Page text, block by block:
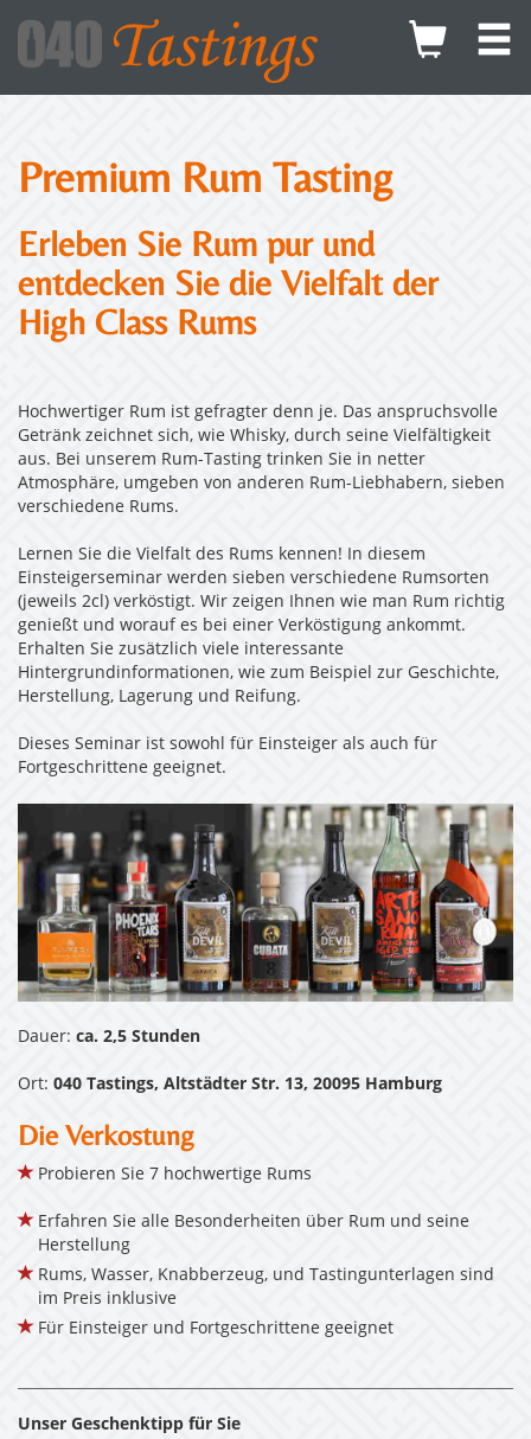
Premium Rum Tasting
Erleben Sie Rum pur und
entdecken Sie die Vielfalt der
High Class Rums
Hochwertiger Rum ist gefragter denn je. Das anspruchsvolle
Getränk zeichnet sich, wie Whisky, durch seine Vielfältigkeit
aus. Bei unserem Rum-Tasting trinken Sie in netter
Atmosphäre, umgeben von anderen Rum-Liebhabern, sieben
verschiedene Rums.
Lernen Sie die Vielfalt des Rums kennen! In diesem
Einsteigerseminar werden sieben verschiedene Rumsorten
(jeweils 2cl) verköstigt. Wir zeigen Ihnen wie man Rum richtig
genießt und worauf es bei einer Verköstigung ankommt.
Erhalten Sie zusätzlich viele interessante
Hintergrundinformationen, wie zum Beispiel zur Geschichte,
Herstellung, Lagerung und Reifung.
Dieses Seminar ist sowohl für Einsteiger als auch für
Fortgeschrittene geeignet.
Dauer: ca. 2,5 Stunden
Ort: 040 Tastings, Altstädter Str. 13, 20095 Hamburg
Die Verkostung
Probieren Sie 7 hochwertige Rums
Erfahren Sie alle Besonderheiten über Rum und seine
Herstellung
Rums, Wasser, Knabberzeug, und Tastingunterlagen sind
im Preis inklusive
Für Einsteiger und Fortgeschrittene geeignet
Unser Geschenktipp für Sie